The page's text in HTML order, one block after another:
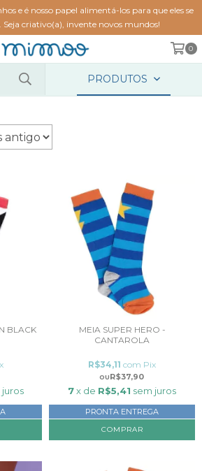
e é nosso papel alimentá-los para que eles se
criativo(a), invente novos mundos!
0
PRODUTOS
BLACK
juros
MEIA SUPER HERO -
CANTAROLA
R$37,90
R$34,11 com Pix
7x de R$5,41 sem juros
PRONTA ENTREGA
COMPRAR